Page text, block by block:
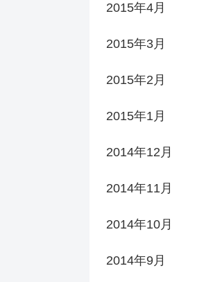
2015年4月
2015年3月
2015年2月
2015年1月
2014年12月
2014年11月
2014年10月
2014年9月